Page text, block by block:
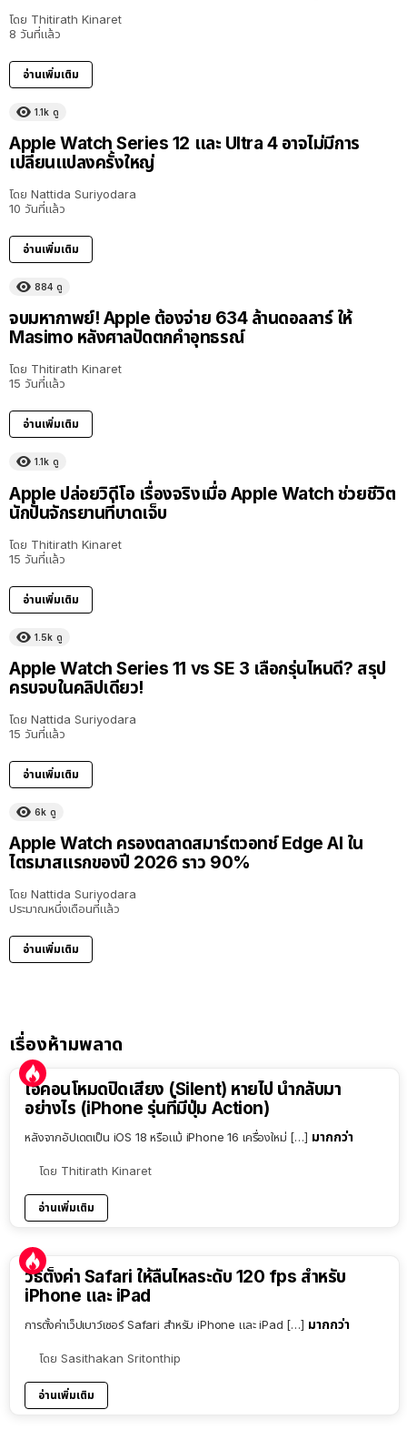
โดย Thitirath Kinaret
8 วันที่แล้ว
อ่านเพิ่มเติม
1.1k ดู
Apple Watch Series 12 และ Ultra 4 อาจไม่มีการ
เปลี่ยนแปลงครั้งใหญ่
โดย Nattida Suriyodara
10 วันที่แล้ว
อ่านเพิ่มเติม
884 ดู
จบมหากาพย์! Apple ต้องจ่าย 634 ล้านดอลลาร์ ให้
Masimo หลังศาลปัดตกคำอุทธรณ์
โดย Thitirath Kinaret
15 วันที่แล้ว
อ่านเพิ่มเติม
1.1k ดู
Apple ปล่อยวิดีโอ เรื่องจริงเมื่อ Apple Watch ช่วยชีวิต
นักปั่นจักรยานที่บาดเจ็บ
โดย Thitirath Kinaret
15 วันที่แล้ว
อ่านเพิ่มเติม
1.5k ดู
Apple Watch Series 11 vs SE 3 เลือกรุ่นไหนดี? สรุป
ครบจบในคลิปเดียว!
โดย Nattida Suriyodara
15 วันที่แล้ว
อ่านเพิ่มเติม
6k ดู
Apple Watch ครองตลาดสมาร์ตวอทช์ Edge AI ใน
ไตรมาสแรกของปี 2026 ราว 90%
โดย Nattida Suriyodara
ประมาณหนึ่งเดือนที่แล้ว
อ่านเพิ่มเติม
เรื่องห้ามพลาด
ไอคอนโหมดปิดเสียง (Silent) หายไป นำกลับมา
อย่างไร (iPhone รุ่นที่มีปุ่ม Action)
หลังจากอัปเดตเป็น iOS 18 หรือแม้ iPhone 16 เครื่องใหม่ […] มากกว่า
โดย Thitirath Kinaret
อ่านเพิ่มเติม
วิธีตั้งค่า Safari ให้ลื่นไหลระดับ 120 fps สำหรับ
iPhone และ iPad
การตั้งค่าเว็ปเบาว์เซอร์ Safari สำหรับ iPhone และ iPad […] มากกว่า
โดย Sasithakan Sritonthip
อ่านเพิ่มเติม